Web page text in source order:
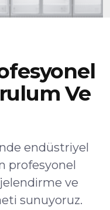
Ve
endüstriyel
profesyonel
ve
sunuyoruz.